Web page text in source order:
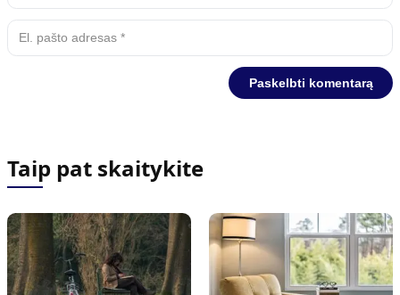
Taip pat skaitykite